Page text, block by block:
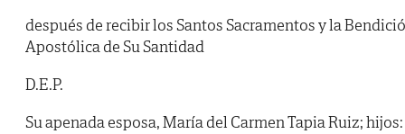
después de recibir los Santos Sacramentos y la
Apostólica de Su Santidad
D.E.P.
Su apenada esposa, María del Carmen Tapia Ruiz; hijos: